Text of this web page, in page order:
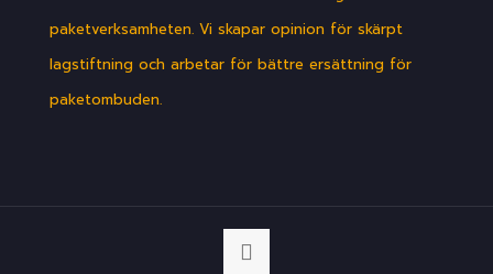
paketverksamheten. Vi skapar opinion för skärpt
lagstiftning och arbetar för bättre ersättning för
paketombuden.